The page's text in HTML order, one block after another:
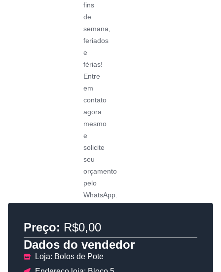
fins
de
semana,
feriados
e
férias!
Entre
em
contato
agora
mesmo
e
solicite
seu
orçamento
pelo
WhatsApp.
Preço: R$0,00
Dados do vendedor
Loja: Bolos de Pote